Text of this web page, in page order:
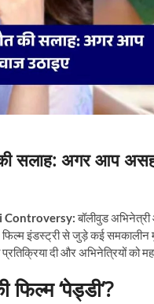
की सलाह: अगर आप
Controversy:बॉलीवुड
इंडस्ट्री से जुड़े कई समकालीन
दी और अभिनेत्रियों को
फिल्म ‘पेड्डी’?